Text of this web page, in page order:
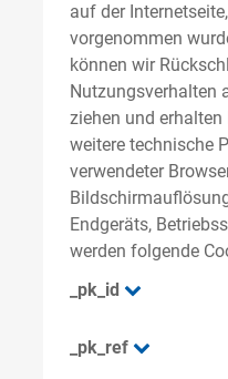
auf der
vorgenommen
können wir
Nutzungsverhalten
ziehen und
weitere technische
verwendeter
Endgeräts,
werden folgende
_pk_id
_pk_ref